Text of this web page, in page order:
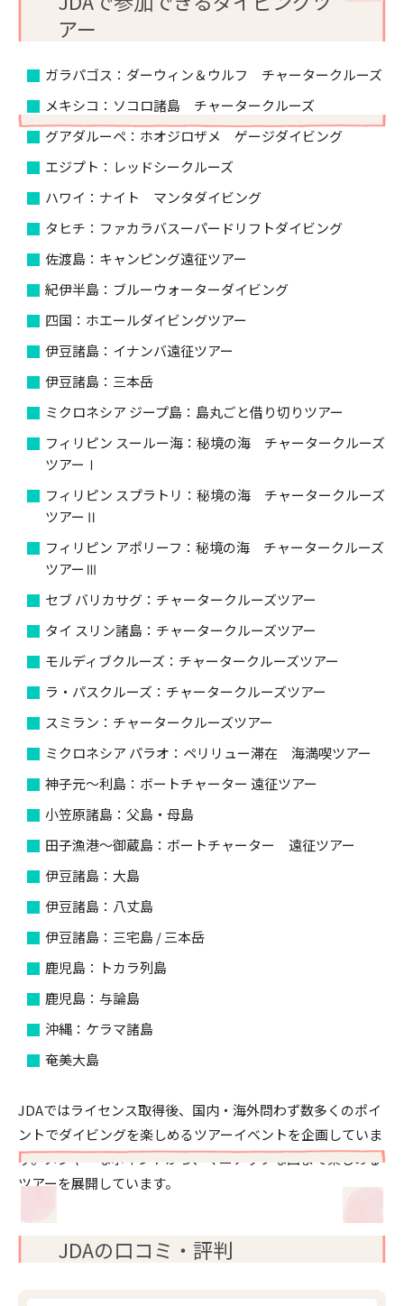
アー
ガラパゴス：ダーウィン＆ウルフ チャータークルーズ
メキシコ：ソコロ諸島 チャータークルーズ
グアダルーペ：ホオジロザメ ゲージダイビング
エジプト：レッドシークルーズ
ハワイ：ナイト マンタダイビング
タヒチ：ファカラバスーパードリフトダイビング
佐渡島：キャンピング遠征ツアー
紀伊半島：ブルーウォーターダイビング
四国：ホエールダイビングツアー
伊豆諸島：イナンバ遠征ツアー
伊豆諸島：三本岳
ミクロネシア ジープ島：島丸ごと借り切りツアー
フィリピン スールー海：秘境の海 チャータークルーズ
ツアーⅠ
フィリピン スプラトリ：秘境の海 チャータークルーズ
ツアーⅡ
フィリピン アポリーフ：秘境の海 チャータークルーズ
ツアーⅢ
セブ バリカサグ：チャータークルーズツアー
タイ スリン諸島：チャータークルーズツアー
モルディブクルーズ：チャータークルーズツアー
ラ・パスクルーズ：チャータークルーズツアー
スミラン：チャータークルーズツアー
ミクロネシア パラオ：ペリリュー滞在 海満喫ツアー
神子元～利島：ボートチャーター 遠征ツアー
小笠原諸島：父島・母島
田子漁港～御蔵島：ボートチャーター 遠征ツアー
伊豆諸島：大島
伊豆諸島：八丈島
伊豆諸島：三宅島 / 三本岳
鹿児島：トカラ列島
鹿児島：与論島
沖縄：ケラマ諸島
奄美大島
JDAではライセンス取得後、国内・海外問わず数多くのポイ
ントでダイビングを楽しめるツアーイベントを企画していま
す。メジャーなポイントから、マニアックな国まで楽しめる
ツアーを展開しています。
JDAの口コミ・評判